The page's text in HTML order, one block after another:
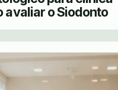
avaliar o Siodonto